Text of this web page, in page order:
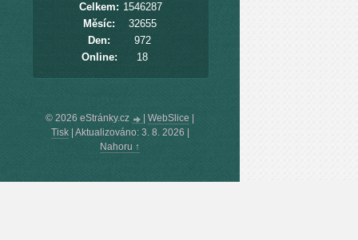
Online: 18
Celkem: 1546287
Měsíc:
32655
Den:
972
© 2026 eStránky.cz WebSlice
Tisk| Aktualizováno: 3. 8. 2026
Nahoru ↑